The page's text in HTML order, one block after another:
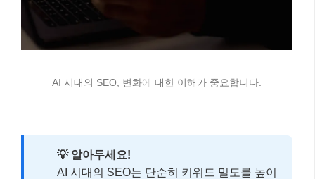
AI 시대의 SEO, 변화에 대한 이해가 중요합니다.
💡 알아두세요!
AI 시대의 SEO는 단순히 키워드 밀도를 높이